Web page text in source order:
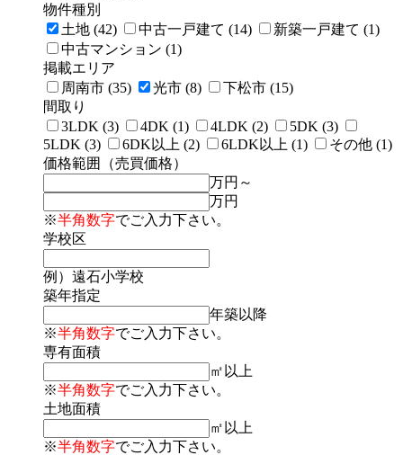
物件種別
土地 (42)
中古一戸建て (14)
新築一戸建て (1)
中古マンション (1)
掲載エリア
周南市 (35)
光市 (8)
下松市 (15)
間取り
3LDK (3)
4DK (1) 4LDK (2)
5DK (3)
5LDK (3)
6DK以上 (2) 6LDK以上 (1)
その他 (1)
価格範囲（売買価格）
万円～
万円
※半角数字でご入力下さい。
学校区
例）遠石小学校
築年指定
年築以降
※半角数字でご入力下さい。
専有面積
㎡以上
※半角数字でご入力下さい。
土地面積
㎡以上
※半角数字でご入力下さい。